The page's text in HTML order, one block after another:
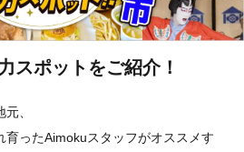
スポットをご紹介！
、
育ったAimokuスタッフがオススメす